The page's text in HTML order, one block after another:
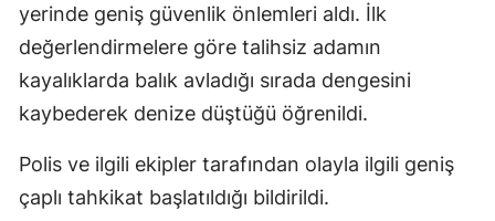
yerinde geniş güvenlik önlemleri aldı. İlk
değerlendirmelere göre talihsiz adamın
kayalıklarda balık avladığı sırada dengesini
kaybederek denize düştüğü öğrenildi.
Polis ve ilgili ekipler tarafından olayla ilgili geniş
çaplı tahkikat başlatıldığı bildirildi.